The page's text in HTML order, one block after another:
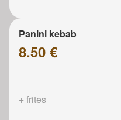
Panini kebab
8.50 €
+ frites